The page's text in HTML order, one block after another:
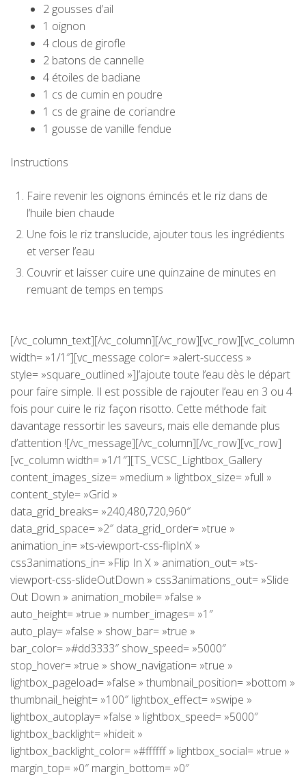
2 gousses d’ail
1 oignon
4 clous de girofle
2 batons de cannelle
4 étoiles de badiane
1 cs de cumin en poudre
1 cs de graine de coriandre
1 gousse de vanille fendue
Instructions
Faire revenir les oignons émincés et le riz dans de
l’huile bien chaude
Une fois le riz translucide, ajouter tous les ingrédients
et verser l’eau
Couvrir et laisser cuire une quinzaine de minutes en
remuant de temps en temps
[/vc_column_text][/vc_column][/vc_row][vc_row][vc_column
width= »1/1″][vc_message color= »alert-success »
style= »square_outlined »]J’ajoute toute l’eau dès le départ
pour faire simple. Il est possible de rajouter l’eau en 3 ou 4
fois pour cuire le riz façon risotto. Cette méthode fait
davantage ressortir les saveurs, mais elle demande plus
d’attention ![/vc_message][/vc_column][/vc_row][vc_row]
[vc_column width= »1/1″][TS_VCSC_Lightbox_Gallery
content_images_size= »medium » lightbox_size= »full »
content_style= »Grid »
data_grid_breaks= »240,480,720,960″
data_grid_space= »2″ data_grid_order= »true »
animation_in= »ts-viewport-css-flipInX »
css3animations_in= »Flip In X » animation_out= »ts-
viewport-css-slideOutDown » css3animations_out= »Slide
Out Down » animation_mobile= »false »
auto_height= »true » number_images= »1″
auto_play= »false » show_bar= »true »
bar_color= »#dd3333″ show_speed= »5000″
stop_hover= »true » show_navigation= »true »
lightbox_pageload= »false » thumbnail_position= »bottom »
thumbnail_height= »100″ lightbox_effect= »swipe »
lightbox_autoplay= »false » lightbox_speed= »5000″
lightbox_backlight= »hideit »
lightbox_backlight_color= »#ffffff » lightbox_social= »true »
margin_top= »0″ margin_bottom= »0″